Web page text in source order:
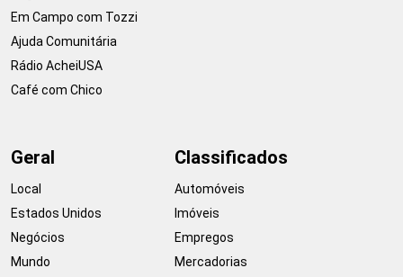
Em Campo com Tozzi
Ajuda Comunitária
Rádio AcheiUSA
Café com Chico
Geral
Local
Estados Unidos
Negócios
Mundo
Classificados
Automóveis
Imóveis
Empregos
Mercadorias